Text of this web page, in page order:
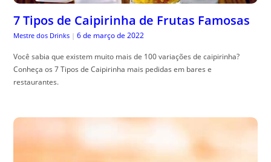
7 Tipos de Caipirinha de Frutas Famosas
Mestre dos Drinks | 6 de março de 2022
Você sabia que existem muito mais de 100 variações de caipirinha?
Conheça os 7 Tipos de Caipirinha mais pedidas em bares e
restaurantes.